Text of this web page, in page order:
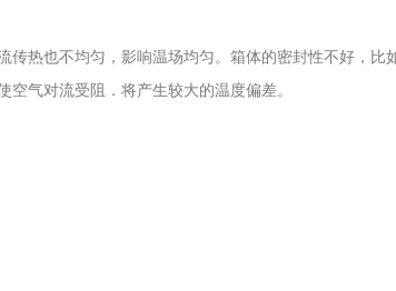
热也不均匀，影响温场均匀。箱体的密封性不好，比
气对流受阻．将产生较大的温度偏差。